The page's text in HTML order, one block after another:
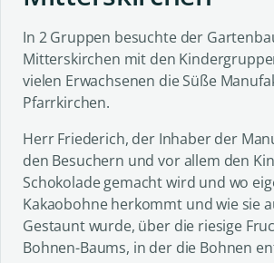
In 2 Gruppen besuchte der
Mitterskirchen mit den
vielen Erwachsenen die Süße
Pfarrkirchen.
Herr Friederich, der Inhaber der
den Besuchern und vor allem den
Schokolade gemacht wird und wo
Kakaobohne herkommt und wie sie
Gestaunt wurde, über die riesige
Bohnen-Baums, in der die Bohnen